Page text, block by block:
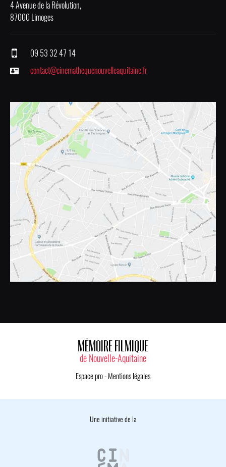
4 Avenue de la Révolution,
87000 Limoges
09 53 32 47 14
contact@cinemathequenouvelleaquitaine.fr
MÉMOIRE FILMIQUE
de Nouvelle-Aquitaine
Espace pro- Mentions légales
Une initiative de la